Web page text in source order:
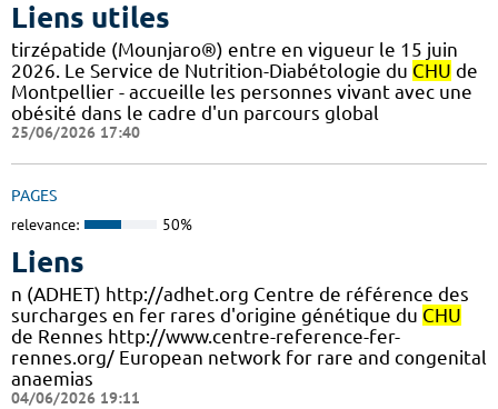
Liens utiles
tirzépatide (Mounjaro®) entre en vigueur le 15 juin
2026. Le Service de Nutrition-Diabétologie du CHU de
Montpellier - accueille les personnes vivant avec une
obésité dans le cadre d'un parcours global
25/06/2026 17:40
PAGES
relevance: 50%
Liens
n (ADHET) http://adhet.org Centre de référence des
surcharges en fer rares d'origine génétique du CHU
de Rennes http://www.centre-reference-fer-
rennes.org/ European network for rare and congenital
anaemias
04/06/2026 19:11